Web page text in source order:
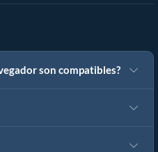
son compatibles?